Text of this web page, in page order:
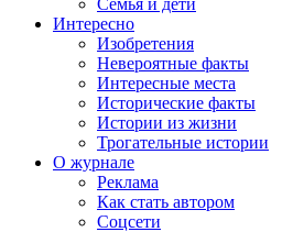
Семья и дети
Интересно
Изобретения
Невероятные факты
Интересные места
Исторические факты
Истории из жизни
Трогательные истории
О журнале
Реклама
Как стать автором
Соцсети